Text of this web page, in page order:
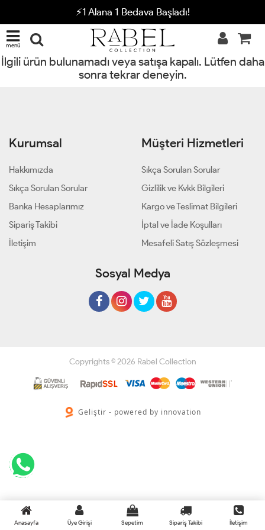
⚡1 Alana 1 Bedava Başladı!
menü
İlgili ürün bulunamadı veya satışa kapalı. Lütfen daha
sonra tekrar deneyin.
Kurumsal
Hakkımızda
Sıkça Sorulan Sorular
Banka Hesaplarımız
Sipariş Takibi
İletişim
Müşteri Hizmetleri
Sıkça Sorulan Sorular
Gizlilik ve Kvkk Bilgileri
Kargo ve Teslimat Bilgileri
İptal ve İade Koşulları
Mesafeli Satış Sözleşmesi
Sosyal Medya
Copyrights © 2026 Rabel Collection
Geliştir - powered by innovation
Anasayfa Üye Girişi Sepetim Sipariş Takibi İletişim